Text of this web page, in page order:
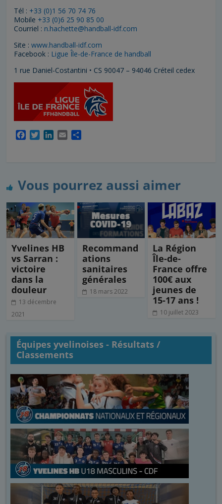
Tél : +33 (0)1 56 70 74 76
Mobile +33 (0)6 25 90 85 00
Courriel : n.hachette@handball-idf.com
Site :www.handball-idf.com
Facebook : Ligue Île-de-France de handball
1 rue Daniel-Costantini • CS 90047 – 94046 Créteil cedex
o
k
T
e
d
I
n
g
r
Vous pourrez aussi aimer
Yvelines HB
vs Sarran :
victoire
dans la
douleur
13 décembre
2021
Recommand
ations
sanitaires
générales
18 mars 2022
La Région
Île-de-
France offre
100€ aux
jeunes de
15-17 ans !
10 juillet 2023
Équipes yvelinoises - Résultats /
Classements